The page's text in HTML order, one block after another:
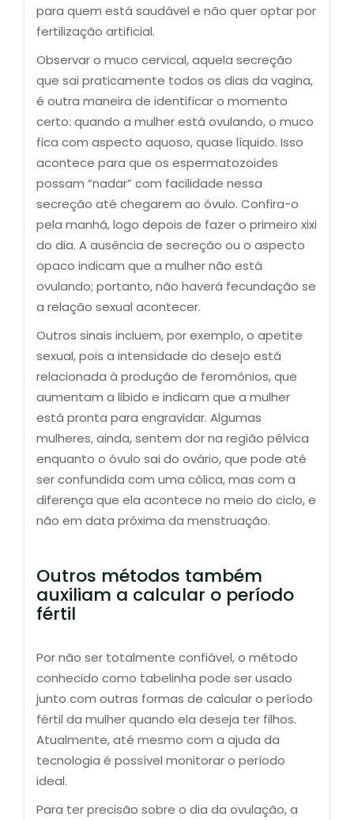
para quem está saudável e não quer optar por
fertilização artificial.
Observar o muco cervical, aquela secreção
que sai praticamente todos os dias da vagina,
é outra maneira de identificar o momento
certo: quando a mulher está ovulando, o muco
fica com aspecto aquoso, quase líquido. Isso
acontece para que os espermatozoides
possam “nadar” com facilidade nessa
secreção até chegarem ao óvulo. Confira-o
pela manhã, logo depois de fazer o primeiro xixi
do dia. A ausência de secreção ou o aspecto
opaco indicam que a mulher não está
ovulando; portanto, não haverá fecundação se
a relação sexual acontecer.
Outros sinais incluem, por exemplo, o apetite
sexual, pois a intensidade do desejo está
relacionada à produção de feromônios, que
aumentam a libido e indicam que a mulher
está pronta para engravidar. Algumas
mulheres, ainda, sentem dor na região pélvica
enquanto o óvulo sai do ovário, que pode até
ser confundida com uma cólica, mas com a
diferença que ela acontece no meio do ciclo, e
não em data próxima da menstruação.
Outros métodos também
auxiliam a calcular o período
fértil
Por não ser totalmente confiável, o método
conhecido como tabelinha pode ser usado
junto com outras formas de calcular o período
fértil da mulher quando ela deseja ter filhos.
Atualmente, até mesmo com a ajuda da
tecnologia é possível monitorar o período
ideal.
Para ter precisão sobre o dia da ovulação, a